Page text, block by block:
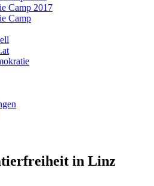
Camp 2017
Camp
in Linz